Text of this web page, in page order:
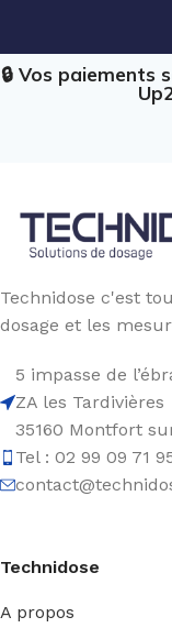
🔒 Vos paiements
Technidose c'est
dosage et les
5 impasse de
ZA les Tardivières
35160 Montfort
Tel : 02 99 09 71
Technidose
A propos